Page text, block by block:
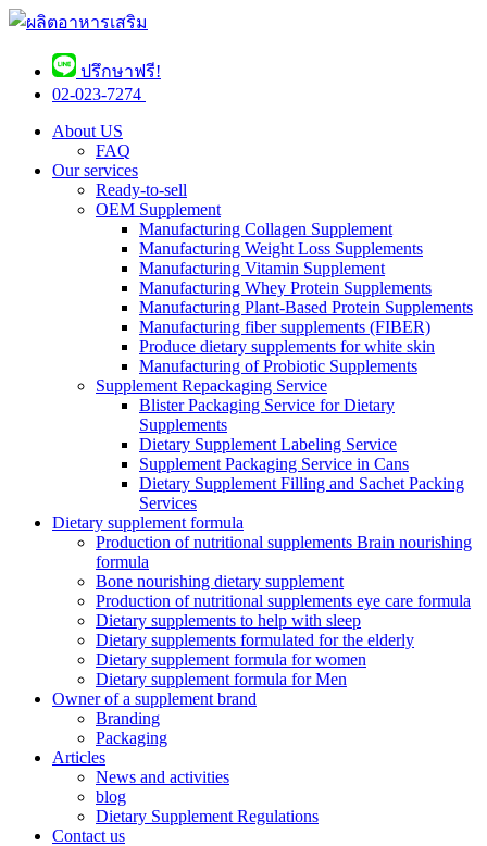
ปรึกษาฟรี!
02-023-7274 ​
About US
FAQ
Our services
Ready-to-sell
OEM Supplement
Manufacturing Collagen Supplement
Manufacturing Weight Loss Supplements
Manufacturing Vitamin Supplement
Manufacturing Whey Protein Supplements
Manufacturing Plant-Based Protein Supplements
Manufacturing fiber supplements (FIBER)
Produce dietary supplements for white skin
Manufacturing of Probiotic Supplements
Supplement Repackaging Service
Blister Packaging Service for Dietary
Supplements​
Dietary Supplement Labeling Service
Supplement Packaging Service in Cans
Dietary Supplement Filling and Sachet Packing
Services
Dietary supplement formula
Production of nutritional supplements Brain nourishing
formula
Bone nourishing dietary supplement
Production of nutritional supplements eye care formula
Dietary supplements to help with sleep
Dietary supplements formulated for the elderly
Dietary supplement formula for women
Dietary supplement formula for Men
Owner of a supplement brand
Branding
Packaging
Articles
News and activities
blog
Dietary Supplement Regulations
Contact us